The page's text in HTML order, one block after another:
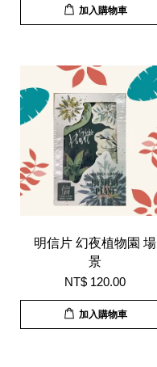
加入購物車
明信片 幻夜植物園 場
景
NT$ 120.00
加入購物車